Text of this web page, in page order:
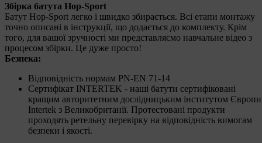
Збірка батута Hop-Sport
Батут Hop-Sport легко і швидко збирається. Всі етапи монтажу
точно описані в інструкції, що додається до комплекту. Крім
того, для вашої зручності ми представляємо навчальне відео з
процесом збірки. Це дуже просто!
Безпека:
Відповідність нормам PN-EN 71-14
Сертифікат INTERTEK - наші батути сертифіковані
кращим авторитетним дослідницьким інститутом
Intertek з Великобританії. Протестовані продукти
проходять ретельну перевірку на відповідність вимогам
безпеки і якості.